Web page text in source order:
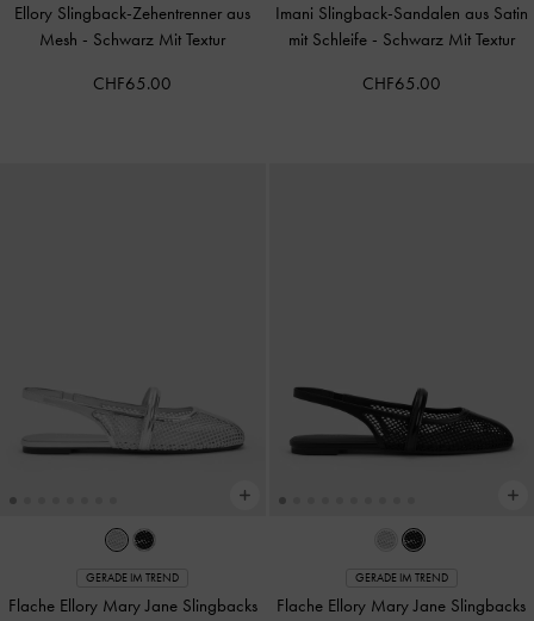
Ellory Slingback-Zehentrenner aus
Mesh - Schwarz Mit Textur
CHF65.00
Imani Slingback-Sandalen aus Satin
mit Schleife - Schwarz Mit Textur
CHF65.00
GERADE IM TREND
Flache Ellory Mary Jane Slingbacks
GERADE IM TREND
Flache Ellory Mary Jane Slingbacks